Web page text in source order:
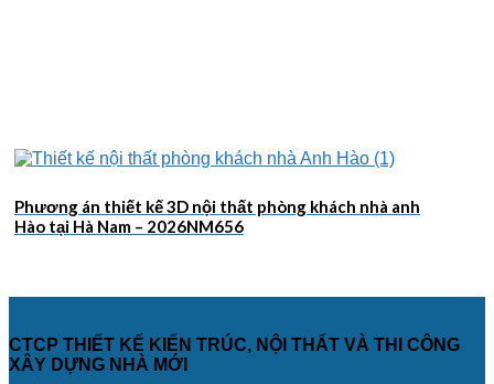
Phương án thiết kế 3D nội thất phòng khách nhà anh
Hào tại Hà Nam – 2026NM656
CTCP THIẾT KẾ KIẾN TRÚC, NỘI THẤT VÀ THI CÔNG
XÂY DỰNG NHÀ MỚI